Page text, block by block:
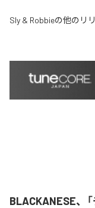
Sly & Robbieの他のリ
BLACKANESE、